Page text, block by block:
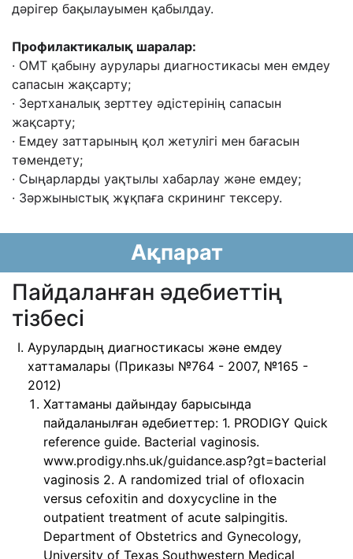
дəрігер бақылауымен қабылдау.
Профилактикалық шаралар:
· ОМТ қабыну аурулары диагностикасы мен емдеу
сапасын жақсарту;
· Зертханалық зерттеу əдістерінің сапасын
жақсарту;
· Емдеу заттарының қол жетулігі мен бағасын
төмендету;
· Сыңарларды уақтылы хабарлау жəне емдеу;
· Зəржыныстық жұқпаға скрининг тексеру.
Ақпарат
Пайдаланған әдебиеттің
тізбесі
Аурулардың диагностикасы және емдеу
хаттамалары (Приказы №764 - 2007, №165 -
2012)
Хаттаманы дайындау барысында
пайдаланылған əдебиеттер: 1. PRODIGY Quick
reference guide. Bacterial vaginosis.
www.prodigy.nhs.uk/guidance.asp?gt=bacterial
vaginosis 2. A randomized trial of ofloxacin
versus cefoxitin and doxycycline in the
outpatient treatment of acute salpingitis.
Department of Obstetrics and Gynecology,
University of Texas Southwestern Medical